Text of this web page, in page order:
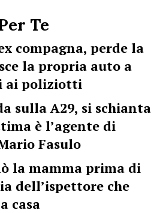
Te
compagna, perde la
la propria auto a
ai poliziotti
sulla A29, si schianta
è l’agente di
Fasulo
la mamma prima di
dell’ispettore che
casa